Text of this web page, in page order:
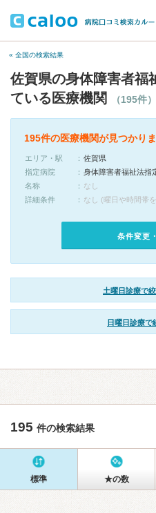
« 全国の検索結果
佐賀県の身体障害者福
ている医療機関
（195件）
195件の医療機関が見つかり
エリア・駅
佐賀県
指定病院
身体障害者福祉法指
名称
なし
詳細条件
なし (曜日や時間帯
条件変更
土曜日診療で
日曜日診療で
195 件の検索結果
標準 ★の数